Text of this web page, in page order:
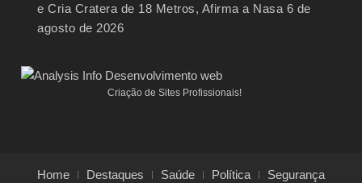
e Cria Cratera de 18 Metros, Afirma a Nasa 6 de
agosto de 2026
Criação de Sites Profissionais!
Home Destaques Saúde Política Segurança